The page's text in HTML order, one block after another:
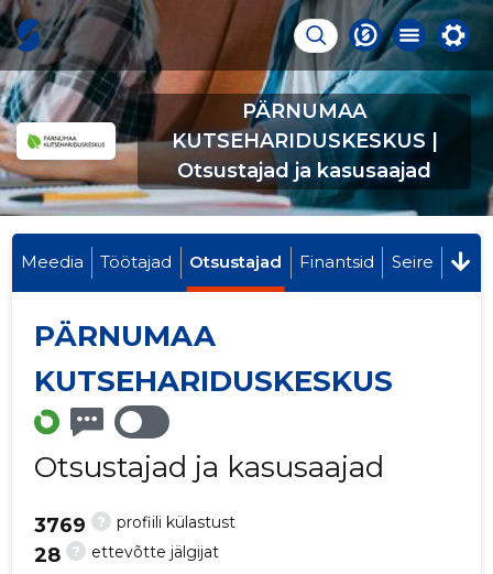
PÄRNUMAA
KUTSEHARIDUSKESKUS |
Otsustajad ja kasusaajad
Meedia Töötajad Otsustajad Finantsid Seire
PÄRNUMAA
KUTSEHARIDUSKESKUS
Otsustajad ja kasusaajad
? profiili külastust
3769
? ettevõtte jälgijat
28